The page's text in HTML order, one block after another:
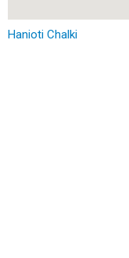
Hanioti Chalki